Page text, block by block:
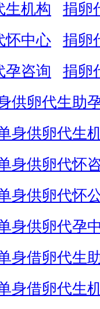
生机构 捐卵
怀中心 捐卵
孕咨询 捐卵
供卵代生助
身供卵代生
身供卵代怀
身供卵代怀
身供卵代孕
身借卵代生
身借卵代生